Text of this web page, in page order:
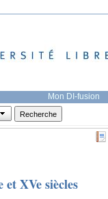
Mon DI-fusion
XVe siècles